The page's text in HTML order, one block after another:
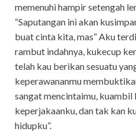
memenuhi hampir setengah
“Saputangan ini akan
buat cinta kita, mas” Aku
rambut indahnya, kukecup
telah kau berikan sesuatu
keperawananmu
sangat mencintaimu, kuambil
keperjakaanku, dan tak kan
hidupku”.